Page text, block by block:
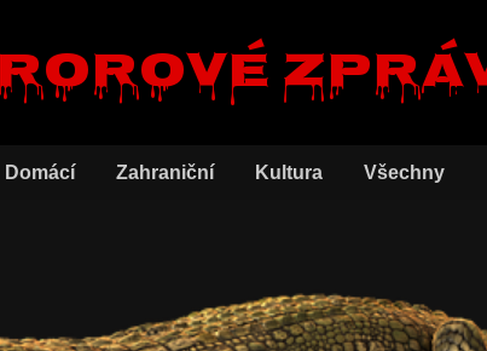
Domácí Zahraniční Kultura Všechny